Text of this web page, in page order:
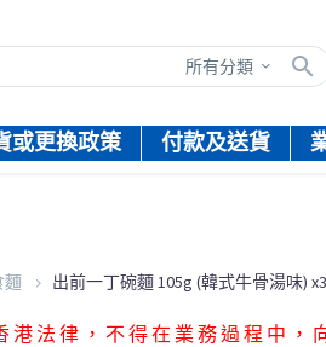
所有分類
或更換政策 付款及送貨
麵 出前一丁碗麵 105g (韓式牛骨湯味)
法 律 ， 不 得 在 業 務 過 程 中 ，